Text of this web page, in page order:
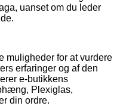
uanset om du leder
muligheder for at vurdere
erfaringer og af den
e-butikkens
Plexiglas,
din ordre.